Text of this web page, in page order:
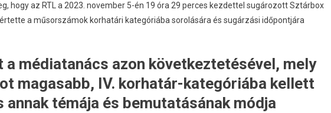
hogy az RTL a 2023. november 5-én 19 óra 29 perces kezdettel sugározott Sztárbox
a műsorszámok korhatári kategóriába sorolására és sugárzási időpontjára
médiatanács azon következtetésével, mely
magasabb, IV. korhatár-kategóriába kellett
témája és bemutatásának módja